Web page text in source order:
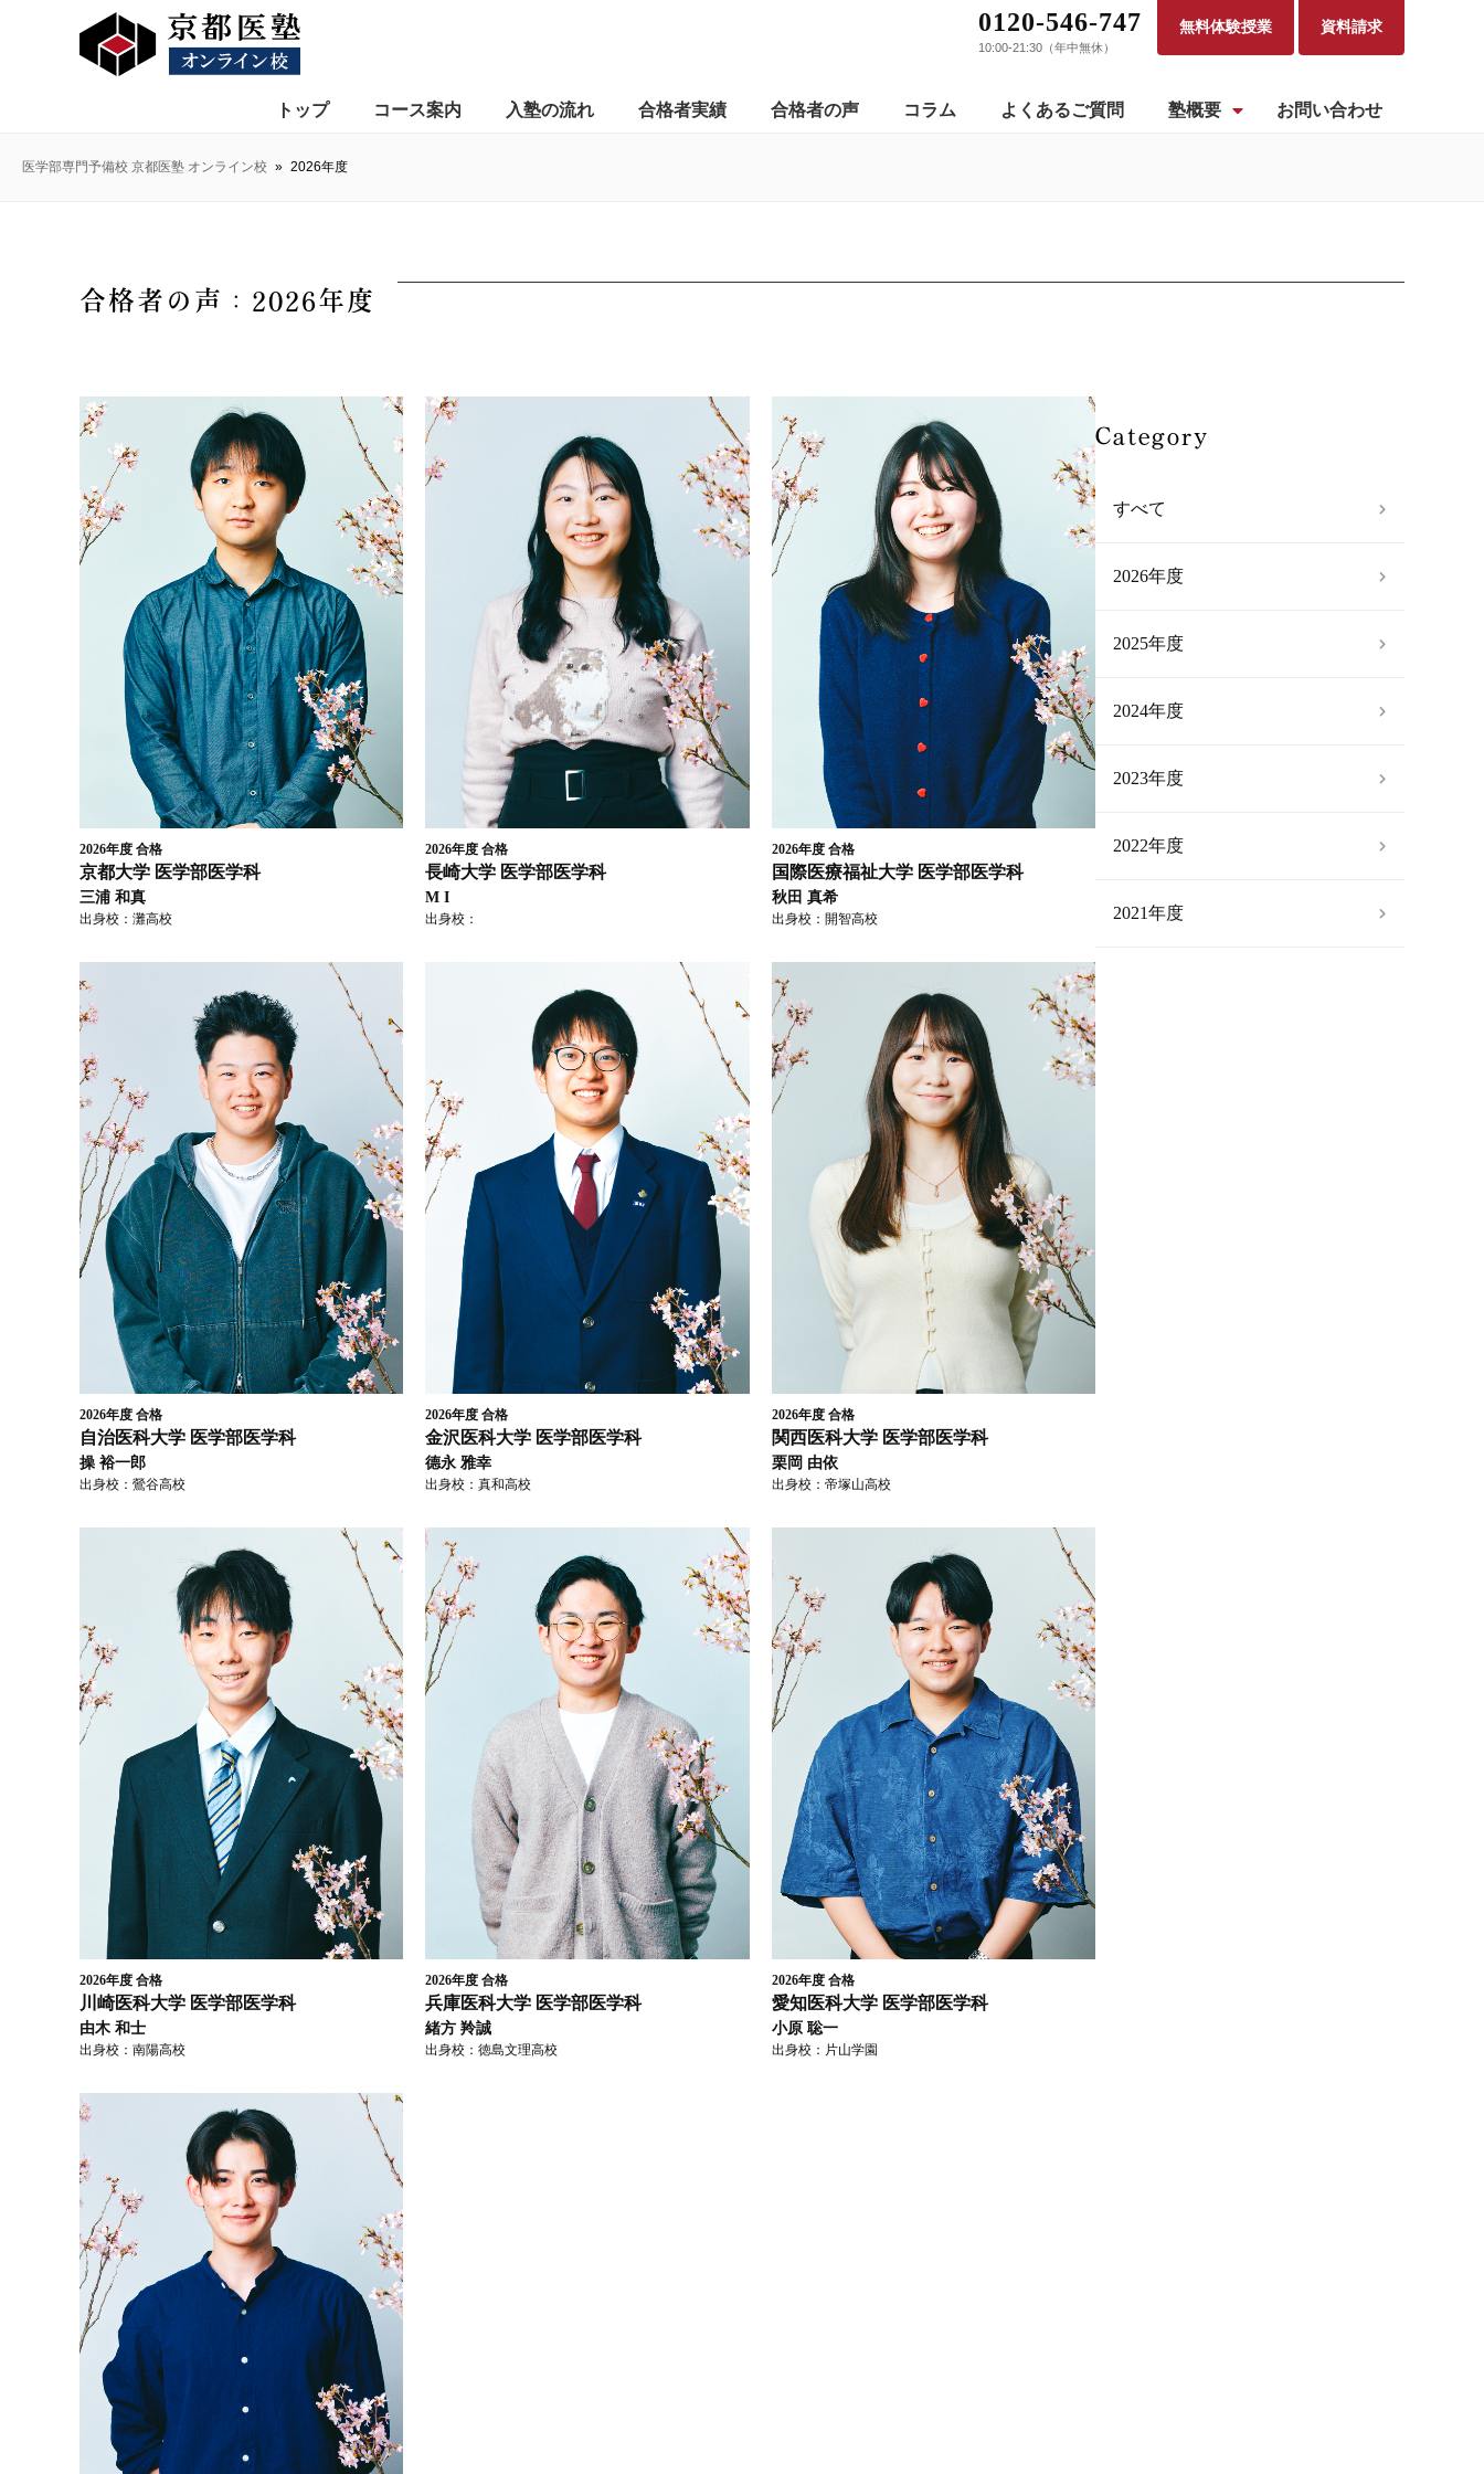
トップ コース案内 入塾の流れ 合格者実績 合格者の声 コラム よくあるご質問 塾概要 お問い合わせ
0120-546-747
10:00-21:30（年中無休）
無料体験授業 資料請求
医学部専門予備校 京都医塾 オンライン校 » 2026年度
合格者の声：2026年度
2026年度 合格
京都大学 医学部医学科
三浦 和真
出身校： 灘高校
2026年度 合格
長崎大学 医学部医学科
M I
出身校：
2026年度合格
国際医療福祉大学 医学部医学科
秋田 真希
出身校： 開智高校
2026年度 合格
自治医科大学 医学部医学科
操 裕一郎
出身校： 鶯谷高校
2026年度 合格
金沢医科大学 医学部医学科
德永 雅幸
出身校：真和高校
2026年度合格
関西医科大学 医学部医学科
栗岡 由依
出身校： 帝塚山高校
2026年度 合格
川崎医科大学 医学部医学科
由木 和士
出身校： 南陽高校
2026年度 合格
兵庫医科大学 医学部医学科
緒方 羚誠
出身校：徳島文理高校
2026年度合格
愛知医科大学 医学部医学科
小原 聡一
出身校： 片山学園
Category
すべて
2026年度
2025年度
2024年度
2023年度
2022年度
2021年度